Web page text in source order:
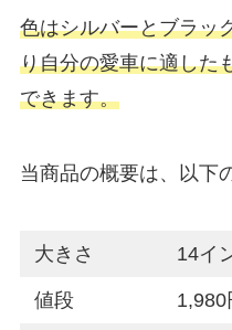
色はシルバーとブラッ
り自分の愛車に適した
できます。
当商品の概要は、以下
大きさ 14イ
値段 1,980